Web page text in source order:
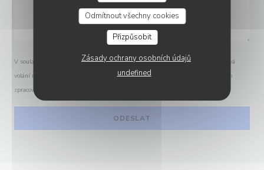
Odmítnout všechny cookies
Přizpůsobit
Zásady ochrany osobních údajů
undefined
V souladu se zákonem o ochraně spotřebitele máte právo odmítnout marketingová
volání registrací v Robinsonově seznamu:robinsonseznam.cz
. Pro více informací o
zpracování vašich údajů si přečtěte naše